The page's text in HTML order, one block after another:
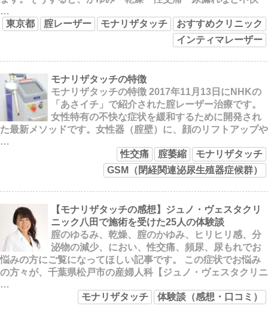
…
東京都
腟レーザー モナリザタッチ
おすすめクリニック
インティマレーザー
モナリザタッチの特徴
モナリザタッチの特徴 2017年11月13日にNHKの
「あさイチ」で紹介された腟レーザー治療です。
女性特有の不快な症状を緩和するために開発され
た最新メソッドです。女性器（腟壁）に、顔のリフトアップや
…
性交痛
腟萎縮
モナリザタッチ
GSM（閉経関連泌尿生殖器症候群）
【モナリザタッチの感想】ジュノ・ヴェスタクリ
ニック八田で施術を受けた25人の体験談
腟のゆるみ、乾燥、腟のかゆみ、ヒリヒリ感、分
泌物の減少、におい、性交痛、頻尿、尿もれでお
悩みの方にご覧になってほしい記事です。 この症状でお悩み
の方々が、千葉県松戸市の産婦人科【ジュノ・ヴェスタクリニ
…
モナリザタッチ
体験談（感想・口コミ）